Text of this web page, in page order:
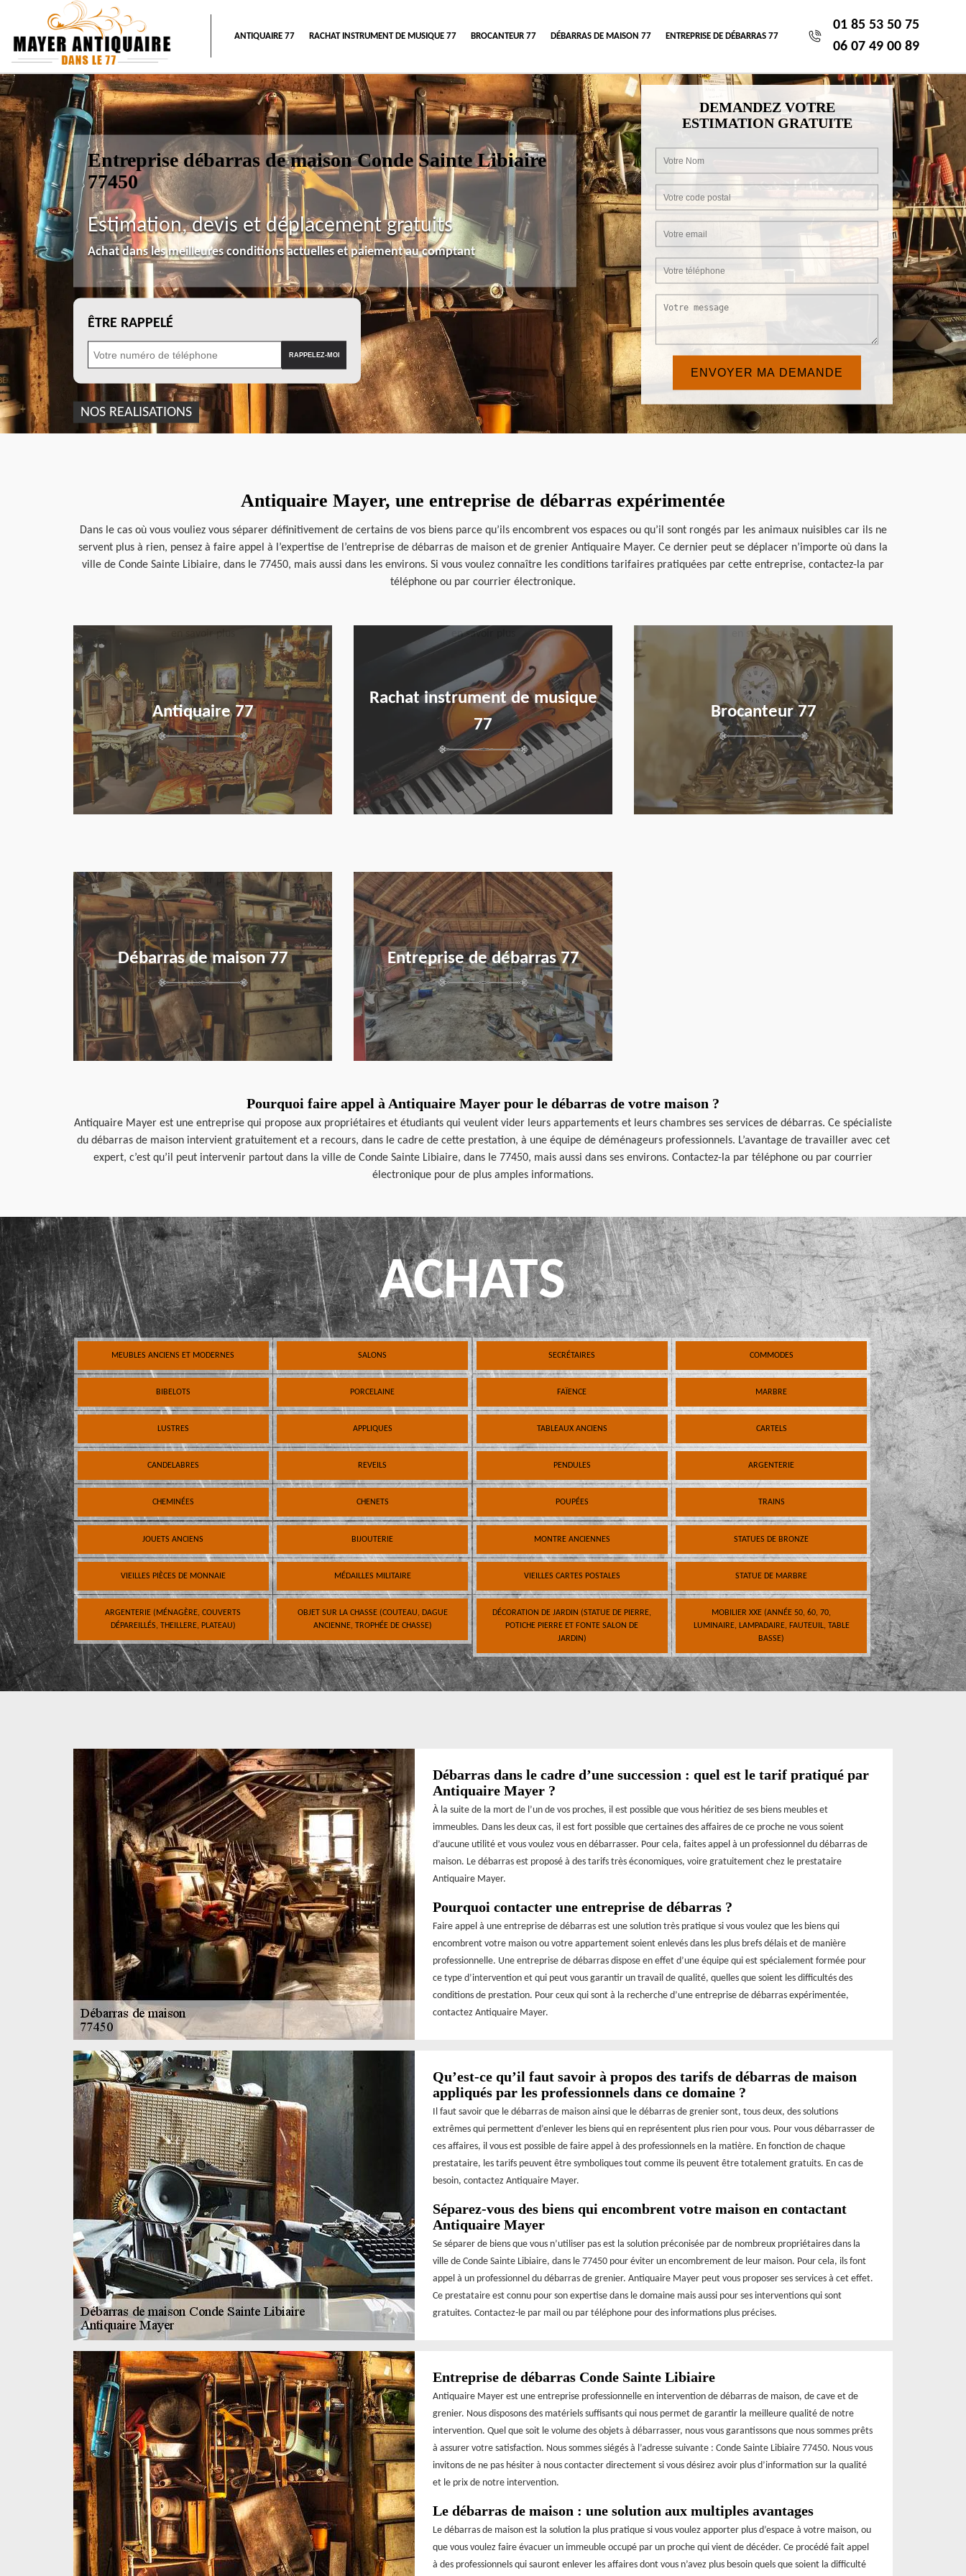
ANTIQUAIRE 77 RACHAT INSTRUMENT DE MUSIQUE 77 BROCANTEUR 77 DÉBARRAS DE MAISON 77 ENTREPRISE DE DÉBARRAS 77
01 85 53 50 75
06 07 49 00 89
Entreprise débarras de maison Conde Sainte Libiaire
77450
Estimation, devis et déplacement gratuits
Achat dans les meilleures conditions actuelles et paiement au comptant
ÊTRE RAPPELÉ
NOS REALISATIONS
DEMANDEZ VOTRE
ESTIMATION GRATUITE
Antiquaire Mayer, une entreprise de débarras expérimentée
Dans le cas où vous vouliez vous séparer définitivement de certains de vos biens parce qu’ils encombrent vos espaces ou qu’il sont rongés par les animaux nuisibles car ils ne
servent plus à rien, pensez à faire appel à l’expertise de l’entreprise de débarras de maison et de grenier Antiquaire Mayer. Ce dernier peut se déplacer n’importe où dans la
ville de Conde Sainte Libiaire, dans le 77450, mais aussi dans les environs. Si vous voulez connaître les conditions tarifaires pratiquées par cette entreprise, contactez-la par
téléphone ou par courrier électronique.
Antiquaire 77
Rachat instrument de musique
77
en savoir plus
Brocanteur 77
en savoir plus
Débarras de maison 77
en savoir plus
Entreprise de débarras 77
en savoir plus
Pourquoi faire appel à Antiquaire Mayer pour le débarras de votre maison ?
Antiquaire Mayer est une entreprise qui propose aux propriétaires et étudiants qui veulent vider leurs appartements et leurs chambres ses services de débarras. Ce spécialiste
du débarras de maison intervient gratuitement et a recours, dans le cadre de cette prestation, à une équipe de déménageurs professionnels. L’avantage de travailler avec cet
expert, c’est qu’il peut intervenir partout dans la ville de Conde Sainte Libiaire, dans le 77450, mais aussi dans ses environs. Contactez-la par téléphone ou par courrier
électronique pour de plus amples informations.
ACHATS
MEUBLES ANCIENS ET MODERNES SALONS SECRÉTAIRES COMMODES
BIBELOTS PORCELAINE FAÏENCE MARBRE
LUSTRES APPLIQUES TABLEAUX ANCIENS CARTELS
CANDELABRES REVEILS PENDULES ARGENTERIE
CHEMINÉES CHENETS POUPÉES TRAINS
JOUETS ANCIENS BIJOUTERIE MONTRE ANCIENNES STATUES DE BRONZE
VIEILLES PIÈCES DE MONNAIE MÉDAILLES MILITAIRE VIEILLES CARTES POSTALES STATUE DE MARBRE
ARGENTERIE (MÉNAGÈRE, COUVERTS
DÉPAREILLÉS, THEILLERE, PLATEAU)
OBJET SUR LA CHASSE (COUTEAU, DAGUE
ANCIENNE, TROPHÉE DE CHASSE)
DÉCORATION DE JARDIN (STATUE DE PIERRE,
POTICHE PIERRE ET FONTE SALON DE
JARDIN)
MOBILIER XXE (ANNÉE 50, 60, 70,
LUMINAIRE, LAMPADAIRE, FAUTEUIL, TABLE
BASSE)
Débarras dans le cadre d’une succession : quel est le tarif pratiqué par
Antiquaire Mayer ?
À la suite de la mort de l’un de vos proches, il est possible que vous héritiez de ses biens meubles et
immeubles. Dans les deux cas, il est fort possible que certaines des affaires de ce proche ne vous soient
d’aucune utilité et vous voulez vous en débarrasser. Pour cela, faites appel à un professionnel du débarras de
maison. Le débarras est proposé à des tarifs très économiques, voire gratuitement chez le prestataire
Antiquaire Mayer.
Pourquoi contacter une entreprise de débarras ?
Faire appel à une entreprise de débarras est une solution très pratique si vous voulez que les biens qui
encombrent votre maison ou votre appartement soient enlevés dans les plus brefs délais et de manière
professionnelle. Une entreprise de débarras dispose en effet d’une équipe qui est spécialement formée pour
ce type d’intervention et qui peut vous garantir un travail de qualité, quelles que soient les difficultés des
conditions de prestation. Pour ceux qui sont à la recherche d’une entreprise de débarras expérimentée,
contactez Antiquaire Mayer.
Qu’est-ce qu’il faut savoir à propos des tarifs de débarras de maison
appliqués par les professionnels dans ce domaine ?
Il faut savoir que le débarras de maison ainsi que le débarras de grenier sont, tous deux, des solutions
extrêmes qui permettent d’enlever les biens qui en représentent plus rien pour vous. Pour vous débarrasser de
ces affaires, il vous est possible de faire appel à des professionnels en la matière. En fonction de chaque
prestataire, les tarifs peuvent être symboliques tout comme ils peuvent être totalement gratuits. En cas de
besoin, contactez Antiquaire Mayer.
Séparez-vous des biens qui encombrent votre maison en contactant
Antiquaire Mayer
Se séparer de biens que vous n’utiliser pas est la solution préconisée par de nombreux propriétaires dans la
ville de Conde Sainte Libiaire, dans le 77450 pour éviter un encombrement de leur maison. Pour cela, ils font
appel à un professionnel du débarras de grenier. Antiquaire Mayer peut vous proposer ses services à cet effet.
Ce prestataire est connu pour son expertise dans le domaine mais aussi pour ses interventions qui sont
gratuites. Contactez-le par mail ou par téléphone pour des informations plus précises.
Entreprise de débarras Conde Sainte Libiaire
Antiquaire Mayer est une entreprise professionnelle en intervention de débarras de maison, de cave et de
grenier. Nous disposons des matériels suffisants qui nous permet de garantir la meilleure qualité de notre
intervention. Quel que soit le volume des objets à débarrasser, nous vous garantissons que nous sommes prêts
à assurer votre satisfaction. Nous sommes siégés à l’adresse suivante : Conde Sainte Libiaire 77450. Nous vous
invitons de ne pas hésiter à nous contacter directement si vous désirez avoir plus d’information sur la qualité
et le prix de notre intervention.
Le débarras de maison : une solution aux multiples avantages
Le débarras de maison est la solution la plus pratique si vous voulez apporter plus d’espace à votre maison, ou
que vous voulez faire évacuer un immeuble occupé par un proche qui vient de décéder. Ce procédé fait appel
à des professionnels qui sauront enlever les affaires dont vous n’avez plus besoin quels que soient la difficulté